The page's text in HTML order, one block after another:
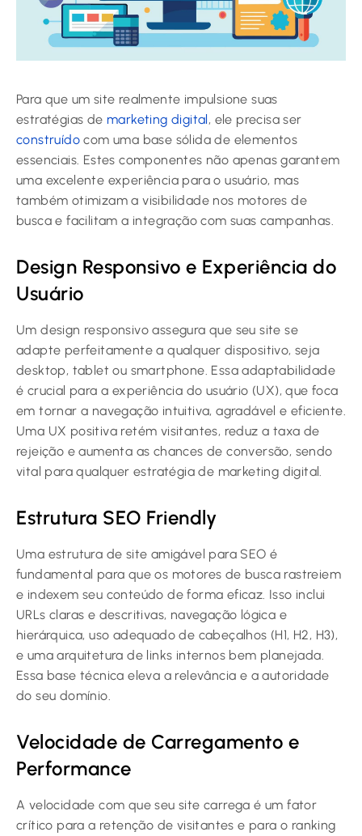
Para que um site realmente impulsione suas
estratégias de marketing digital, ele precisa ser
construído com uma base sólida de elementos
essenciais. Estes componentes não apenas garantem
uma excelente experiência para o usuário, mas
também otimizam a visibilidade nos motores de
busca e facilitam a integração com suas campanhas.
Design Responsivo e Experiência do
Usuário
Um design responsivo assegura que seu site se
adapte perfeitamente a qualquer dispositivo, seja
desktop, tablet ou smartphone. Essa adaptabilidade
é crucial para a experiência do usuário (UX), que foca
em tornar a navegação intuitiva, agradável e eficiente.
Uma UX positiva retém visitantes, reduz a taxa de
rejeição e aumenta as chances de conversão, sendo
vital para qualquer estratégia de marketing digital.
Estrutura SEO Friendly
Uma estrutura de site amigável para SEO é
fundamental para que os motores de busca rastreiem
e indexem seu conteúdo de forma eficaz. Isso inclui
URLs claras e descritivas, navegação lógica e
hierárquica, uso adequado de cabeçalhos (H1, H2, H3),
e uma arquitetura de links internos bem planejada.
Essa base técnica eleva a relevância e a autoridade
do seu domínio.
Velocidade de Carregamento e
Performance
A velocidade com que seu site carrega é um fator
crítico para a retenção de visitantes e para o ranking